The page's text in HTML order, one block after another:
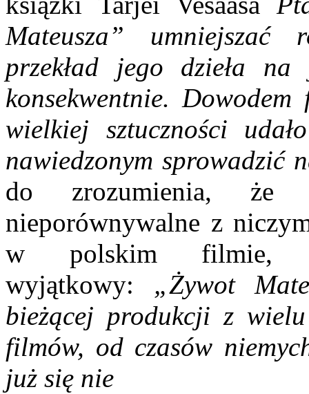
Mateusza”
przekład jego dzieła
konsekwentnie.
wielkiej sztuczności
nawiedzonym sprowadzić
do zrozumienia, że
nieporównywalne z
w polskim filmie,
wyjątkowy: „Żywot
bieżącej produkcji z
filmów, od czasów
już się nie